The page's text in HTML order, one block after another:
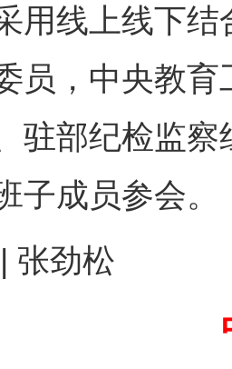
线上线下结
员，中央教
驻部纪检监
子成员参会。
劲松
任有效落实 一纸欠
生素超标问题”